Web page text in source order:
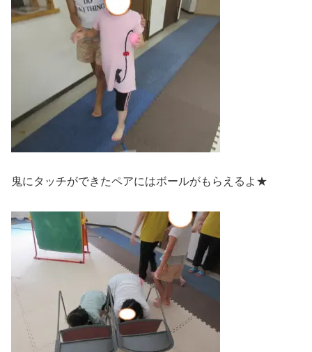
鬼にタッチができたペアにはボールがもらえるよ★